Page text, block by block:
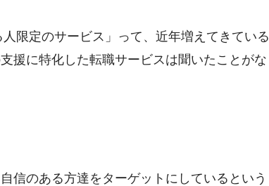
限定のサービス」って、近年増えてきている
援に特化した転職サービスは聞いたことがな
信のある方達をターゲットにしている という